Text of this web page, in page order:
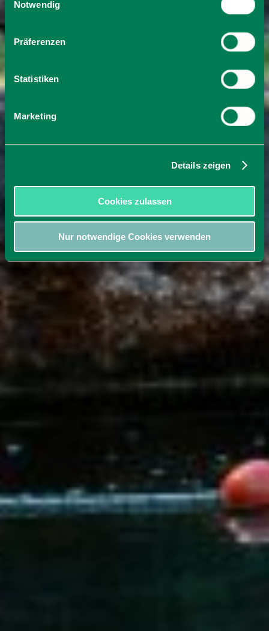
Cookies, wenn Sie unsere Webseite weiterhin nutzen.
Notwendig
Präferenzen
Statistiken
Marketing
Details zeigen
Cookies zulassen
Nur notwendige Cookies verwenden